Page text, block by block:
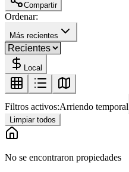
Compartir
Ordenar:
Más recientes
Local
Filtros activos:Arriendo temporal
Limpiar todos
No se encontraron propiedades